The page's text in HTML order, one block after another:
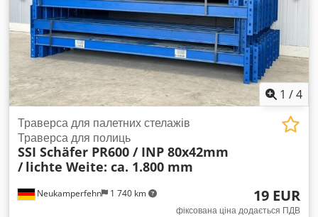
1 /4
Neukamperfehn 1 740 km
Траверса для палетних стелажів
Траверса для полиць
SSI Schäfer PR600 / INP 80x42mm
/ lichte Weite: ca. 1.800 mm
19 EUR
фіксована ціна додається ПДВ